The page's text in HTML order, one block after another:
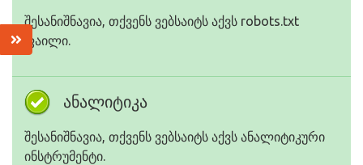
შესანიშნავია, თქვენს ვებსაიტს აქვს robots.txt
ფაილი.
ანალიტიკა
შესანიშნავია, თქვენს ვებსაიტს აქვს ანალიტიკური
ინსტრუმენტი.